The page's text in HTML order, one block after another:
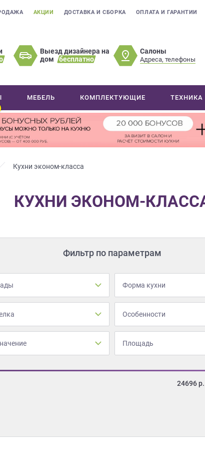
АКЦИИ ДОСТАВКА И СБОРКА ОПЛАТА И ГАРАНТИИ
Выезд дизайнера на
дом
бесплатно
Салоны
Адреса, телефоны
МЕБЕЛЬ КОМПЛЕКТУЮЩИЕ ТЕХНИКА
Кухни эконом-класса
КУХНИ ЭКОНОМ-
Фильтр по параметрам
Форма кухни
Особенности
Площадь
24696р.